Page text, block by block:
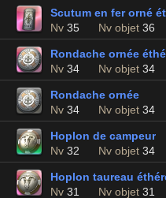
Scutum en fer orné
Nv 35 Nv objet 36
Rondache ornée
Nv 34 Nv objet 34
Rondache ornée
Nv 34 Nv objet 34
Hoplon de campeur
Nv 32 Nv objet 34
Hoplon taureau
Nv 31 Nv objet 31